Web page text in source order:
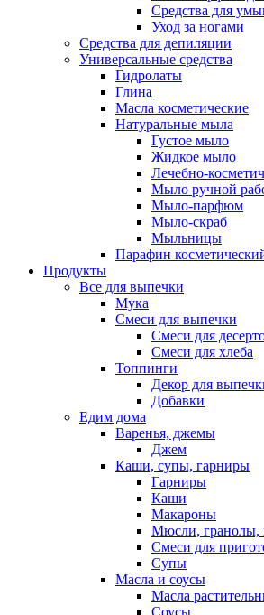
Средства для
Уход за ногами
Средства для депиляции
Универсальные средства
Гидролаты
Глина
Масла косметические
Натуральные мыла
Густое мыло
Жидкое мыло
Лечебно-
Мыло ручной
Мыло-парфюм
Мыло-скраб
Мыльницы
Парафин
Продукты
Все для выпечки
Мука
Смеси для выпечки
Смеси для
Смеси для хлеба
Топпинги
Декор для
Добавки
Едим дома
Варенья, джемы
Джем
Каши, супы, гарниры
Гарниры
Каши
Макароны
Мюсли, гранолы,
Смеси для
Супы
Масла и соусы
Масла
Соусы